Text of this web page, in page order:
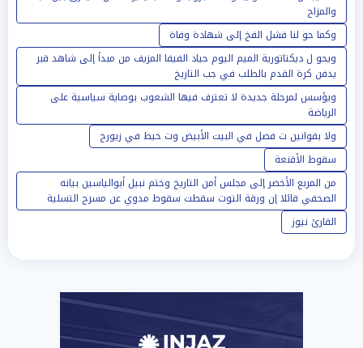
والمزاح
وكما حو لنا فشل الفخ إلى شهادة وفاة
ويحو ل ديكتاتورية الميم اليوم حياد الفيفا المزيف من مبدأ إلى شاهد قبر
يدفن كرة القدم بالطلب في جب التاريخ
ويؤسس لمرحلة جديدة لا تعترف فيها الشعوب بوصاية سياسية على
الرياضة
ولا بقوانين ت فصل في البيت الأبيض وت خيط في زيورخ
سقوط الأقنعة
من المربع الأخضر إلى مجلس أمن التاريخ وختم نبيل أبوالياسين بيانه
الصحفي قائلا إن ورقة التوت سقطت سقوط مدوي عن مسرح التسلية
القارئ نيوز